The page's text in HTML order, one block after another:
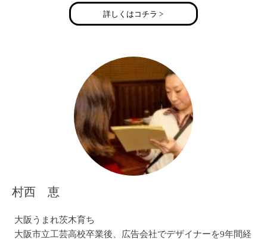
https://www.facebook.com/anny0120
詳しくはコチラ >
村西 恵
大阪うまれ茨木育ち
大阪市立工芸高校卒業後、広告会社でデザイナーを9年間経